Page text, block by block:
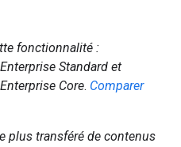
fonctionnalité :
Enterprise Standard et
Core. Comparer
plus transféré de contenus